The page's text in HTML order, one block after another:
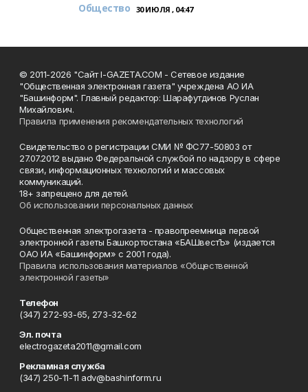
Общество 30 ИЮЛЯ , 04:47
© 2011-2026 "Сайт I-GAZETA.COM - Сетевое издание
"Общественная электронная газета" учреждена АО ИА
"Башинформ". Главный редактор: Шарафутдинов Руслан
Михайлович.
Правила применения рекомендательных технологий
Свидетельство о регистрации СМИ № ФС77-50803 от
27.07.2012 выдано Федеральной службой по надзору в сфере
связи, информационных технологий и массовых
коммуникаций.
18+ запрещено для детей.
Об использовании персональных данных
Общественная электрогазета - правопреемница первой
электронной газеты Башкортостана «БАШвестЪ» (издается
ОАО ИА «Башинформ» с 2001 года).
Правила использования материалов «Общественной
электронной газеты»
Телефон
(347) 272-93-65, 273-32-62
Эл. почта
electrogazeta2011@gmail.com
Рекламная служба
(347) 250-11-11 adv@bashinform.ru